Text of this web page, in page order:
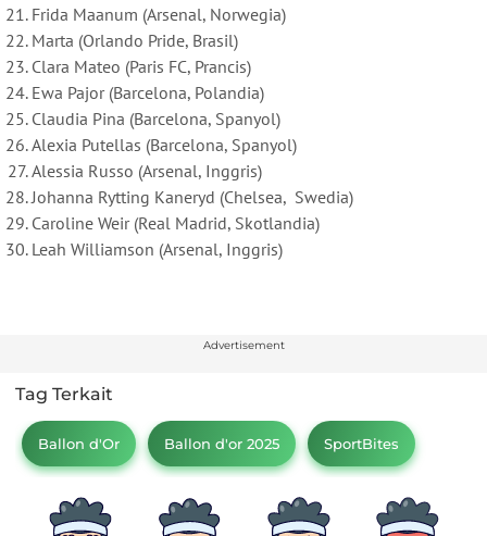
Frida Maanum (Arsenal, Norwegia)
Marta (Orlando Pride, Brasil)
Clara Mateo (Paris FC, Prancis)
Ewa Pajor (Barcelona, Polandia)
Claudia Pina (Barcelona, Spanyol)
Alexia Putellas (Barcelona, Spanyol)
Alessia Russo (Arsenal, Inggris)
Johanna Rytting Kaneryd (Chelsea, Swedia)
Caroline Weir (Real Madrid, Skotlandia)
Leah Williamson (Arsenal, Inggris)
Advertisement
Tag Terkait
Ballon d'Or Ballon d'or 2025 SportBites